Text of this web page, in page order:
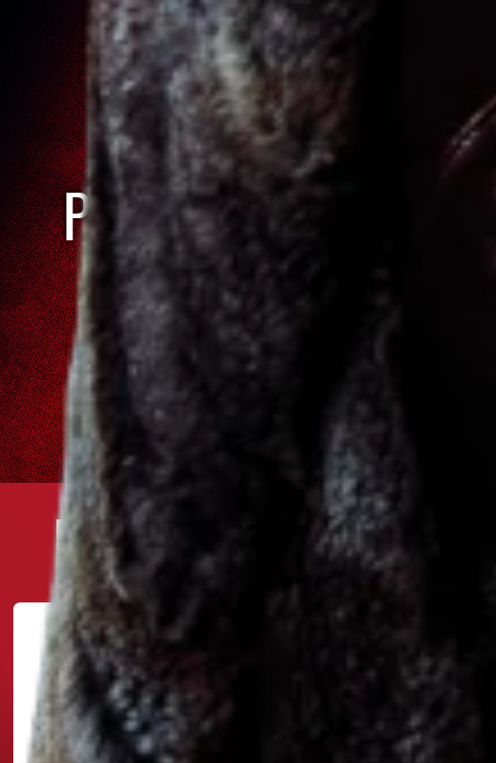
VEZMI PARTU
KÁMOŠŮ A
PŘIHLASTE SE DO
TURNAJE!
PŘIHLÁSIT TÝM
PARTNER TURNAJE